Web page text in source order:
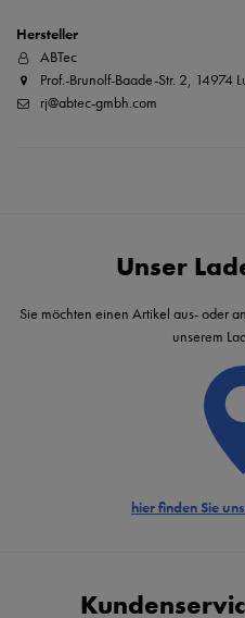
Hersteller
ABTec
Prof.-Brunolf-Baade-Str. 2, 14974
rj@abtec-gmbh.com
Unser
Sie möchten einen Artikel aus- oder
unserem
hier finden Sie